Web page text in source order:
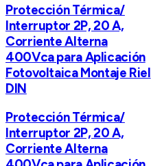
Protección Térmica/
Interruptor 2P, 20 A,
Corriente Alterna
400Vca para Aplicación
Fotovoltaica Montaje Riel
DIN
Protección Térmica/
Interruptor 2P, 20 A,
Corriente Alterna